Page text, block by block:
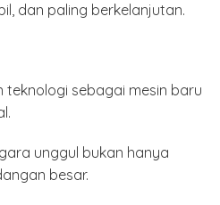
dan paling berkelanjutan.
teknologi sebagai mesin baru
unggul bukan hanya
besar.